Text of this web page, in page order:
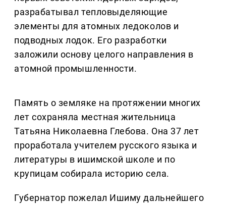
разрабатывал тепловыделяющие
элементы для атомных ледоколов и
подводных лодок. Его разработки
заложили основу целого направления в
атомной промышленности.
Память о земляке на протяжении многих
лет сохраняла местная жительница
Татьяна Николаевна Глебова. Она 37 лет
проработала учителем русского языка и
литературы в ишимской школе и по
крупицам собирала историю села.
Губернатор пожелал Ишиму дальнейшего